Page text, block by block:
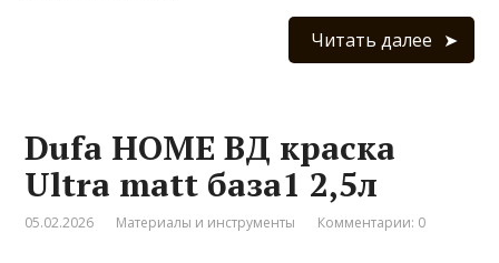
Читать далее
Dufa HOME ВД краска
Ultra matt база1 2,5л
05.02.2026 Материалы и инструменты Комментарии: 0